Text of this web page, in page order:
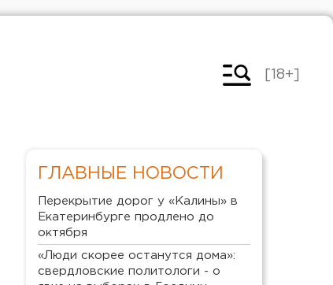
[18+]
ГЛАВНЫЕ НОВОСТИ
Перекрытие дорог у «Калины» в
Екатеринбурге продлено до
октября
«Люди скорее останутся дома»:
свердловские политологи - о